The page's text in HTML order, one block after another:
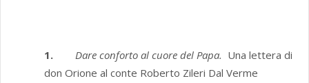
1. Dare conforto al cuore del Papa. Una lettera di
don Orione al conte Roberto Zileri Dal Verme